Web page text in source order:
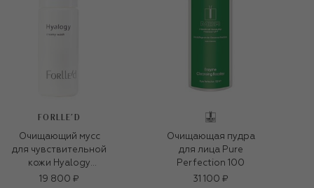
FORLLE'D
Очищающий мусс
для чувствительной
кожи Hyalogy
Creamy Wash (150ml)
19 800 ₽
Очищающая пудра
для лица Pure
Perfection 100
31 100 ₽